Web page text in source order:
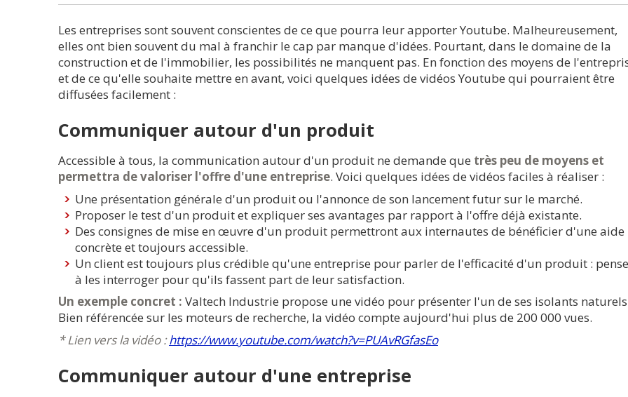
Les entreprises sont souvent conscientes de ce que pourra leur apporter Youtube. Malheureusement,
elles ont bien souvent du mal à franchir le cap par manque d'idées. Pourtant, dans le domaine de la
construction et de l'immobilier, les possibilités ne manquent pas. En fonction des moyens de
et de ce qu'elle souhaite mettre en avant, voici quelques idées de vidéos Youtube qui pourraient être
diffusées facilement :
Communiquer autour d'un produit
Accessible à tous, la communication autour d'un produit ne demande que très peu de moyens et
permettra de valoriser l'offre d'une entreprise. Voici quelques idées de vidéos faciles à réaliser :
Une présentation générale d'un produit ou l'annonce de son lancement futur sur le marché.
Proposer le test d'un produit et expliquer ses avantages par rapport à l'offre déjà existante.
Des consignes de mise en œuvre d'un produit permettront aux internautes de bénéficier d'une aide
concrète et toujours accessible.
Un client est toujours plus crédible qu'une entreprise pour parler de l'efficacité d'un produit :
à les interroger pour qu'ils fassent part de leur satisfaction.
Un exemple concret : Valtech Industrie propose une vidéo pour présenter l'un de ses isolants
Bien référencée sur les moteurs de recherche, la vidéo compte aujourd'hui plus de 200 000 vues.
* Lien vers la vidéo :https://www.youtube.com/watch?v=PUAvRGfasEo
Communiquer autour d'une entreprise